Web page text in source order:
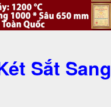
Sắt Sang